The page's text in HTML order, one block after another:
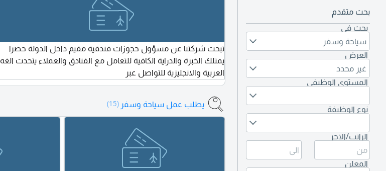
بحث متقدم
بحث في
سياحة وسفر
العرض
غير محدد
المستوى الوظيفي
نوع الوظيفة
الراتب/الاجر
المعلن
تبحث شركتنا عن مسؤول حجوزات فندقية مقيم داخل الدولة حصرا
يمتلك الخبرة والدراية الكافية للتعامل مع الفنادق والعملاء يتحدث الغه
العربية والانجليزية للتواصل عبر
يطلب عمل سياحة وسفر (15)